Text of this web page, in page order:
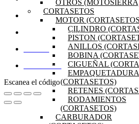
OTROS
CORTASETOS
MOTOR
CILINDRO
PISTON
ANILLOS
BOBINA
CIGUEÑAL
(CORTASETOS)
RETENES
RODAMIENTOS
(CORTASETOS)
CARBURADOR
PRODUCTOS
PREGUNTAS FRECUENTES
DISTRIBUIDORES
Escanea el código